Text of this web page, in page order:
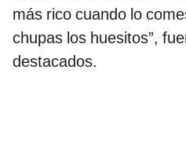
más rico cuando lo
chupas los huesitos”,
destacados.